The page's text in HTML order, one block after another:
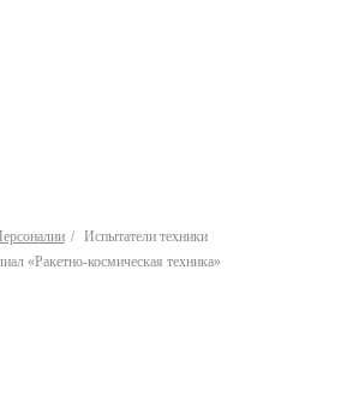
Испытатели техники
«Ракетно-космическая техника»